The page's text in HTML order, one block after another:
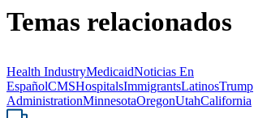
Temas relacionados
Health IndustryMedicaidNoticias En
EspañolCMSHospitalsImmigrantsLatinosTrump
AdministrationMinnesotaOregonUtahCalifornia